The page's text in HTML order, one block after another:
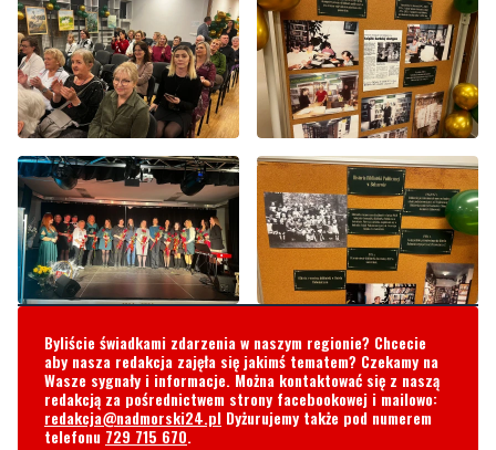
Byliście świadkami zdarzenia w naszym regionie? Chcecie
aby nasza redakcja zajęła się jakimś tematem? Czekamy na
Wasze sygnały i informacje. Można kontaktować się z naszą
redakcją za pośrednictwem strony facebookowej i mailowo:
redakcja@nadmorski24.pl Dyżurujemy także pod numerem
telefonu 729 715 670.